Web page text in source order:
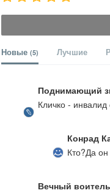
Новые (5) Лучшие
Поднимающий
Кличко -
Конрад
Кто?Да
Вечный воитель